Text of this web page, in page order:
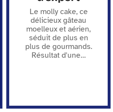
Le molly cake, ce
délicieux gâteau
moelleux et aérien,
séduit de plus en
plus de gourmands.
Résultat d'une…